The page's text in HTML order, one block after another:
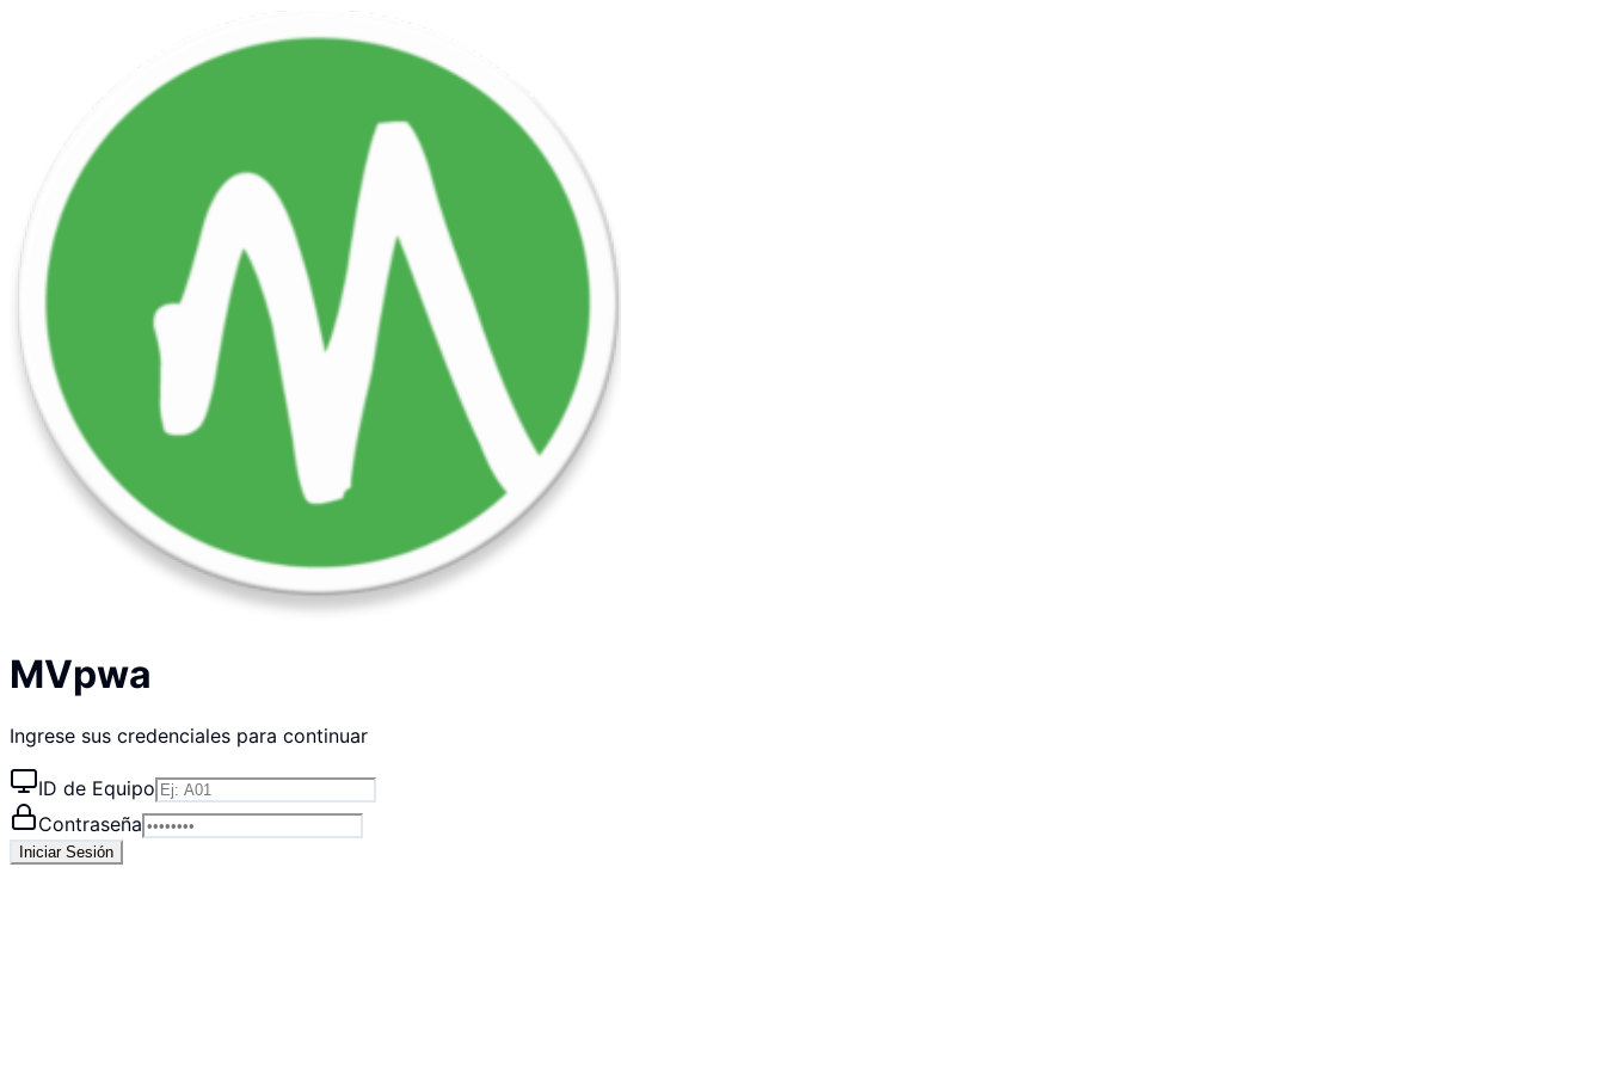
MVpwa
Ingrese sus credenciales para continuar
ID de Equipo
Contraseña
Iniciar Sesión